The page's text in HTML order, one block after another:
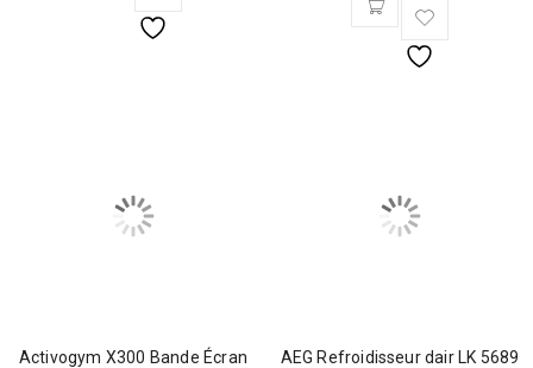
Activogym X300 Bande Écran
AEG Refroidisseur dair LK 5689